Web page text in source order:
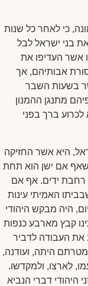
כי לאחר כל שנות
בני ישראל לבל
אשר העדיפו את
אבותיהם, אך
בשעות השבר
מתנגן ההמנון
ברך בפני
היא אשר החזיקה
שאף אם ישן הוא תחת
ידים. אף אם
האמיתי עינות
היה מבקש היהודי
קבץ מארבע כנפות
את העבודה לדביר
היתה, ועודנה,
לארצו, ולמקדשו.
היהודי דברי הנביא